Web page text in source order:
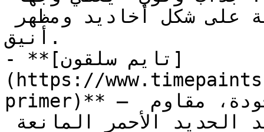
أنيق.
- **[تايم سلقون]
(https://
primer)** — دهان أساس ألكيدي عالي الجودة، مقاوم